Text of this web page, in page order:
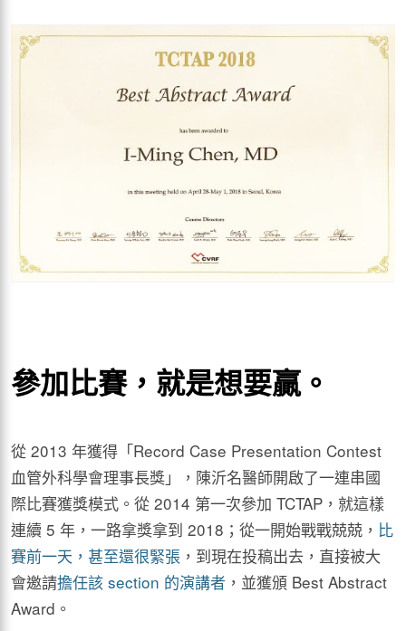
參加比賽，就是想要贏。
從 2013 年獲得「Record Case Presentation Contest
血管外科學會理事長獎」，陳沂名醫師開啟了一連串國
際比賽獲獎模式。從 2014 第一次參加 TCTAP，就這樣
連續 5 年，一路拿獎拿到 2018；從一開始戰戰兢兢， 比
賽前一天，甚至還很緊張 ，到現在投稿出去，直接被大
會邀請擔任該 section 的演講者 ，並獲頒 Best Abstract
Award。